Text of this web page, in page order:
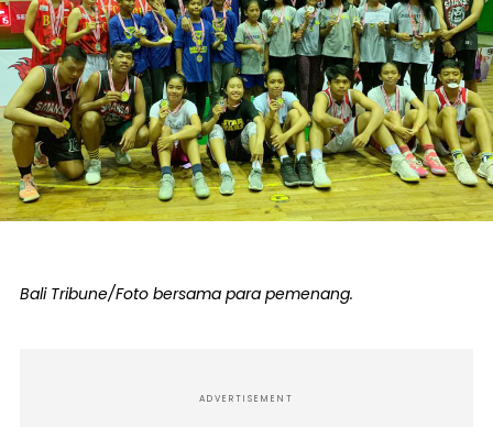
Bali Tribune/Foto bersama para pemenang.
ADVERTISEMENT